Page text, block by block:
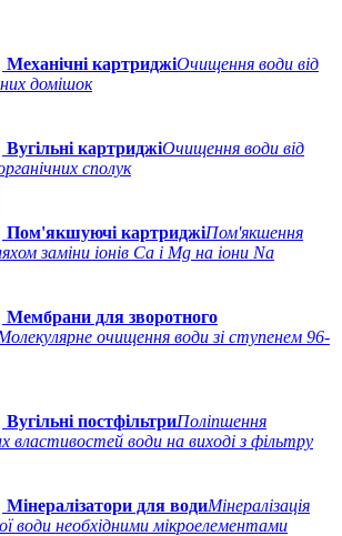
Механічні картриджіОчищення води від
домішок
Вугільні картриджіОчищення води від
сполук
Пом'якшуючі картриджіПом'якшення
заміни іонів Ca і Mg на іони Na
Мембрани для зворотного
очищення води зі ступенем 96-
Вугільні постфільтриПоліпшення
властивостей води на виході з фільтру
Мінералізатори для водиМінералізація
води необхідними мікроелементами